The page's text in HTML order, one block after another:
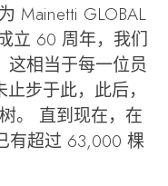
Mainetti GLOBAL
立 60 周年，我们
相当于每一位员
步于此，此后，
。 直到现在，在
有超过 63,000 棵